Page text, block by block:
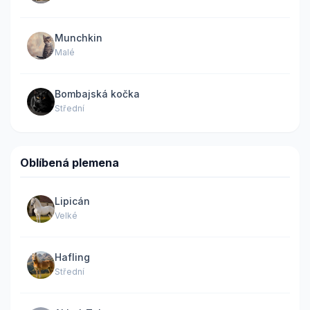
Munchkin
Malé
Bombajská kočka
Střední
Oblíbená plemena
Lipicán
Velké
Hafling
Střední